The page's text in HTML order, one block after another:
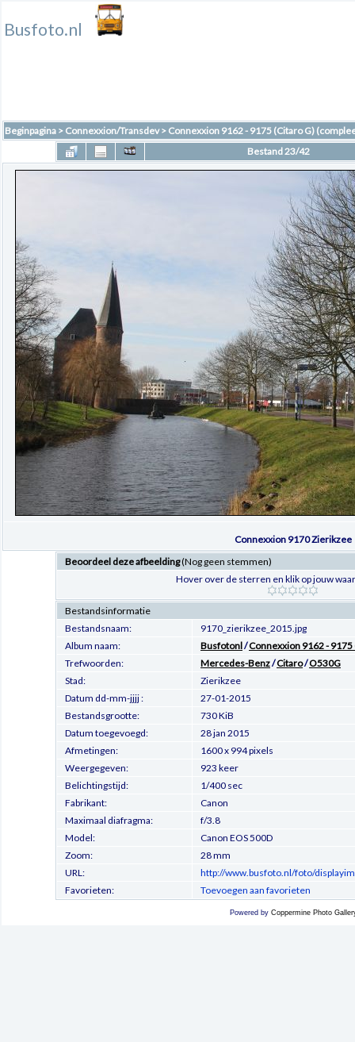
Busfoto.nl
Beginpagina > Connexxion/Transdev> Connexxion 9162 - 9175 (Citaro G)
Bestand 23/42
Connexxion 9170 Zierikzee
Beoordeel deze afbeelding(Nog geen stemmen)
Hover over de sterren en klik op jouw
Bestandsinformatie
Bestandsnaam:
9170_zierikzee_2015.jpg
Album naam:
Busfotonl/Connexxion 9162 -
Trefwoorden:
Mercedes-Benz/Citaro/O530G
Stad:
Zierikzee
Datum dd-mm-jjjj :
27-01-2015
Bestandsgrootte:
730 KiB
Datum toegevoegd:
28 jan 2015
Afmetingen:
1600 x 994 pixels
Weergegeven:
923 keer
Belichtingstijd:
1/400 sec
Fabrikant:
Canon
Maximaal diafragma:
f/3.8
Model:
Canon EOS 500D
Zoom:
28 mm
URL:
http://www.busfoto.nl/foto/
Favorieten:
Toevoegen aan favorieten
Powered by Coppermine Photo